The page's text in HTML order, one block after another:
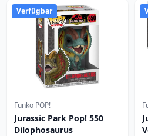
Verfügbar
Funko POP!
Jurassic Park Pop! 550
Dilophosaurus